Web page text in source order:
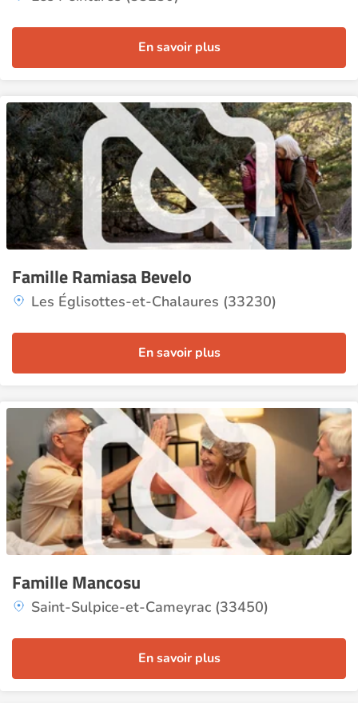
En savoir plus
Famille Ramiasa Bevelo
Les Églisottes-et-Chalaures (33230)
En savoir plus
Famille Mancosu
Saint-Sulpice-et-Cameyrac (33450)
En savoir plus